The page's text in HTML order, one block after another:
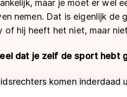
maar je moet er wel
nemen. Dat is eigenlijk
of hij heeft het niet, maar
dat je zelf de sport hebt
komen